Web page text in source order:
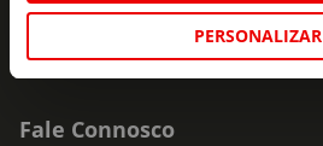
PERSONALIZAR
Fale Connosco